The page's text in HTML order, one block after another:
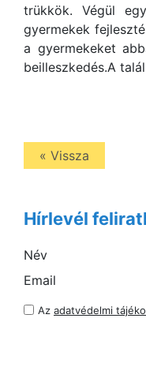
trükkök. Végül
gyermekek
a gyermekeket
beilleszkedés.A
« Vissza
Hírlevél
Név
Email
Az adatvédelmi